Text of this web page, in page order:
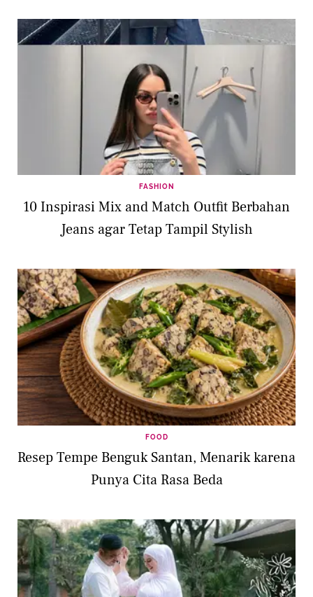
FASHION
10 Inspirasi Mix and Match Outfit Berbahan
Jeans agar Tetap Tampil Stylish
FOOD
Resep Tempe Benguk Santan, Menarik karena
Punya Cita Rasa Beda